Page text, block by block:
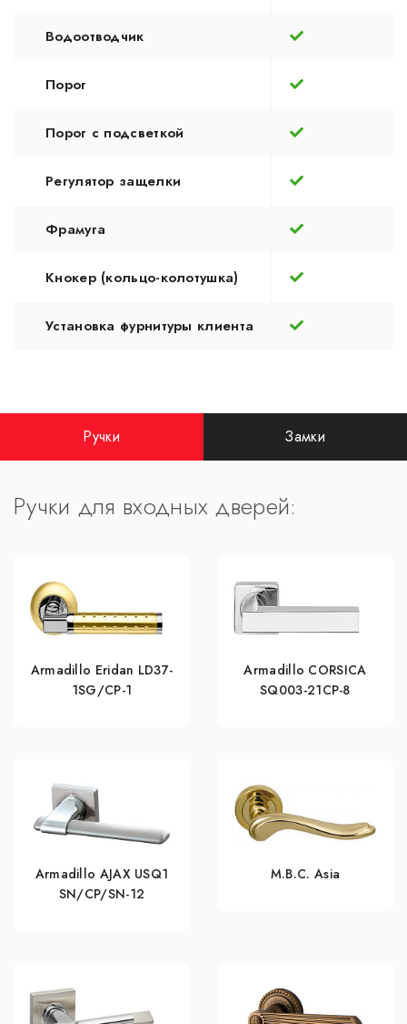
Водоотводчик
Порог
Порог с подсветкой
Регулятор защелки
Фрамуга
Кнокер (кольцо-колотушка)
Установка фурнитуры клиента
Ручки Замки
Ручки для входных дверей:
Armadillo Eridan LD37-
1SG/CP-1
Armadillo CORSICA
SQ003-21CP-8
Armadillo AJAX USQ1
SN/CP/SN-12
M.B.C. Asia